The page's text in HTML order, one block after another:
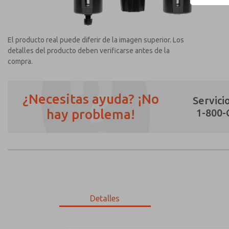
El producto real puede diferir de la imagen superior. Los
detalles del producto deben verificarse antes de la
compra.
¿Necesitas ayuda? ¡No
hay problema!
1-800-
Detalles
¿Método de Contacto Preferido?
Envíenme actualizaciones periódicas
*Sí, he leído la política de privacidad y
únicamente con fines estrictamente